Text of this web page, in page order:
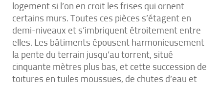
logement si l’on en croit les frises qui ornent
certains murs. Toutes ces pièces s’étagent en
demi-niveaux et s’imbriquent étroitement entre
elles. Les bâtiments épousent harmonieusement
la pente du terrain jusqu’au torrent, situé
cinquante mètres plus bas, et cette succession de
toitures en tuiles moussues, de chutes d’eau et